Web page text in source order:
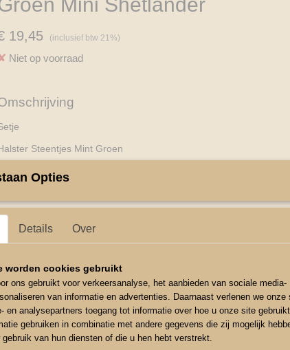
19,45 (inclusief btw 21%)
Niet op voorraad
Steentjes Mint Groen
Luxe gevoerd nylon halster
Het halster is versierd met siersteentjes op de Neus en
Halster is op 3e plaatsen verstelbaar
Mint Groen
Touw 2 meter
rond klein 47cm te vergroten tot 58cm
klein 44cm te vergroten tot 57cm
Bakstuk 10cm
Opties
Details Over
worden cookies gebruikt
ons gebruikt voor verkeersanalyse, het aanbieden van sociale media-
van informatie en advertenties. Daarnaast verlenen we onze
en analysepartners toegang tot informatie over hoe u onze site
gebruiken in combinatie met andere gegevens die zij mogelijk
van hun diensten of die u hen hebt verstrekt.